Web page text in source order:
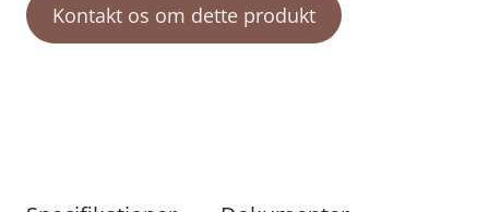
Kontakt os om dette produkt